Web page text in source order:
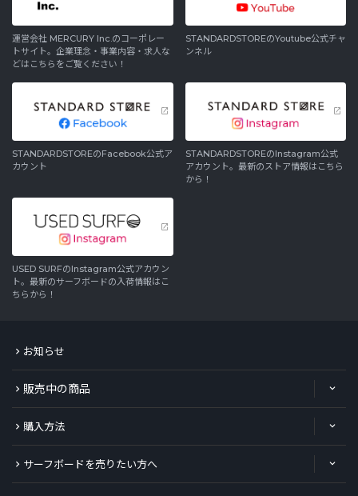
運営会社 MERCURY Inc.のコーポレー
トサイト。企業理念・事業内容・求人な
どはこちらをご覧ください！
STANDARDSTOREのYoutube公式チャ
ンネル
STANDARDSTOREのFacebook公式ア
カウント
STANDARDSTOREのInstagram公式
アカウント。最新のストア情報はこちら
から！
USED SURFのInstagram公式アカウン
ト。最新のサーフボードの入荷情報はこ
ちらから！
お知らせ
販売中の商品
購入方法
サーフボードを売りたい方へ